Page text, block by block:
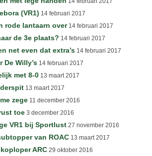
(VR1) 14 februari 2017
rode lantaarn over14 februari 2017
de 3e plaats? 14 februari 2017
net even dat extra’s 14 februari 2017
De Willy’s 14 februari 2017
met 8-0 13 maart 2017
13 maart 2017
zege 11 december 2016
toe 3 december 2016
VR1 bij Sportlust 27 november 2016
van ROAC 13 maart 2017
ARC 29 oktober 2016